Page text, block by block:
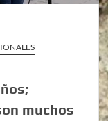
muchos